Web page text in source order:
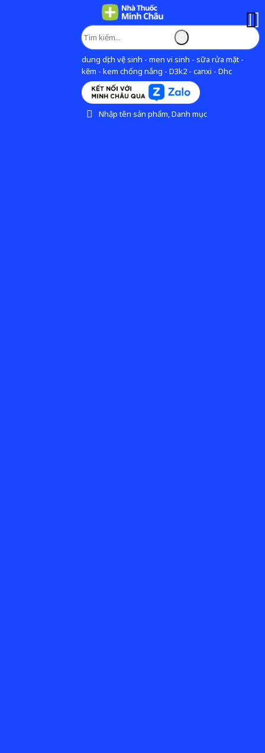
dung dịch vệ sinh - men vi sinh - sữa rửa mặt -
kẽm - kem chống nắng - D3k2 - canxi - Dhc
Nhập tên sản phẩm, Danh mục